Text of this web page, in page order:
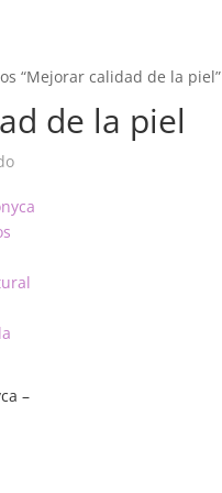
“Mejorar calidad de la piel”
de la piel
–